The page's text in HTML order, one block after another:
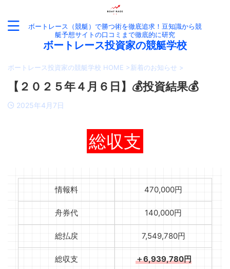
ボートレース（競艇）で勝つ術を徹底追求！豆知識から競
艇予想サイトの口コミまで徹底的に研究
ボートレース投資家の競艇学校
ボートレース投資家の競艇学校 HOME >新着のお知らせ >
【２０２５年４月６日】💰投資結果💰
2025年4月7日
総収支
情報料 470,000円
舟券代 140,000円
総払戻 7,549,780円
総収支 ＋6,939,780円